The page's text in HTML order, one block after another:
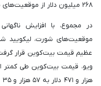
۲۶۸ میلیون دلار از موقعیت‌های شورت لیکویید شدند.
موقعیت‌های شورت، لیکویید
عظیم قیمت بیت‌کوین قرار